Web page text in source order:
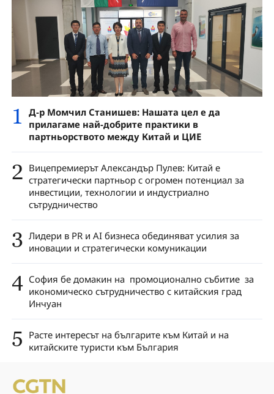
1 Д-р Момчил Станишев: Нашата цел е да
прилагаме най-добрите практики в
партньорството между Китай и ЦИЕ
2 Вицепремиерът Александър Пулев: Китай е
стратегически партньор с огромен потенциал за
инвестиции, технологии и индустриално
сътрудничество
3 Лидери в PR и AI бизнеса обединяват усилия за
иновации и стратегически комуникации
4 София бе домакин на промоционално събитие за
икономическо сътрудничество с китайския град
Инчуан
5 Расте интересът на българите към Китай и на
китайските туристи към България